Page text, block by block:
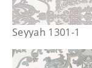
Seyyah 1301-1